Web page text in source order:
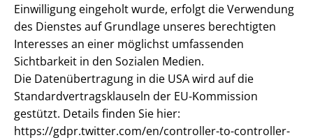
Einwilligung eingeholt wurde, erfolgt die Verwendung
des Dienstes auf Grundlage unseres berechtigten
Interesses an einer möglichst umfassenden
Sichtbarkeit in den Sozialen Medien.
Die Datenübertragung in die USA wird auf die
Standardvertragsklauseln der EU-Kommission
gestützt. Details finden Sie hier:
https://gdpr.twitter.com/en/controller-to-controller-